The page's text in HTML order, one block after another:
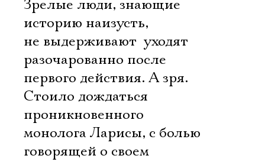
Зрелые люди, знающие
историю наизусть,
не выдерживают  уходят
разочарованно после
первого действия. А зря.
Стоило дождаться
проникновенного
монолога Ларисы, с болью
говорящей о своем